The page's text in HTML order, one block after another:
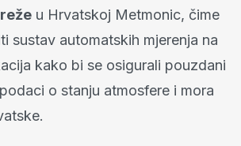
u Hrvatskoj Metmonic, čime
sustav automatskih mjerenja na
kako bi se osigurali pouzdani
o stanju atmosfere i mora